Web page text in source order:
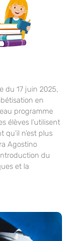
du 17 juin 2025,
en
programme
élèves l’utilisent
n’est plus
Agostino
du
et la